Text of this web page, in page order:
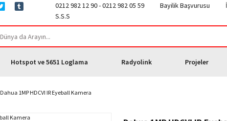
0212 982 12 90 - 0212 982 05 59 Bayilik Başvurusu
S.S.S
Hotspot ve 5651 Loglama Radyolink Projeler
Dahua 1MP HDCVI IR Eyeball Kamera